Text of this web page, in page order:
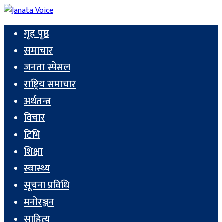
गृह पृष्ठ
समाचार
जनता स्पेसल
राष्ट्रिय समाचार
अर्थतन्त्र
विचार
टिभि
शिक्षा
स्वास्थ्य
सूचना प्रविधि
मनोरञ्जन